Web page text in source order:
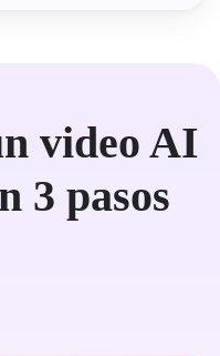
video AI
3 pasos